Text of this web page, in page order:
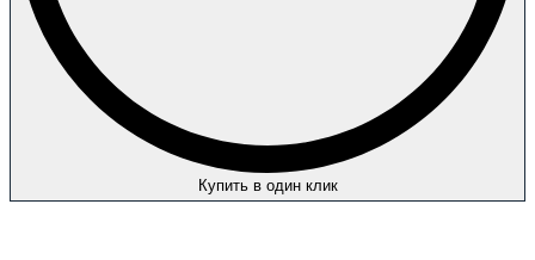
Купить в один клик